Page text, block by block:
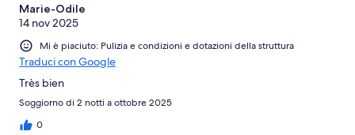
Marie-Odile
14 nov 2025
Mi è piaciuto: Pulizia e condizioni e dotazioni della struttura
Traduci con Google
Très bien
Soggiorno di 2 notti a ottobre 2025
0